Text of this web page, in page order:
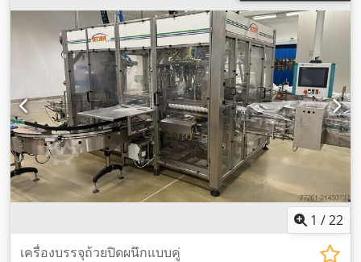
1 /22
เครื่องบรรจุถ้วยปิดผนึกแบบคู่